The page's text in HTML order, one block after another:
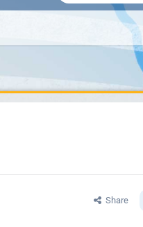
Share